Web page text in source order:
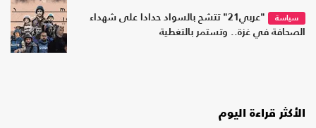
سياسة
"عربي21" تتشح بالسواد حدادا على شهداء
الصحافة في غزة.. وتستمر بالتغطية
الأكثر قراءة اليوم